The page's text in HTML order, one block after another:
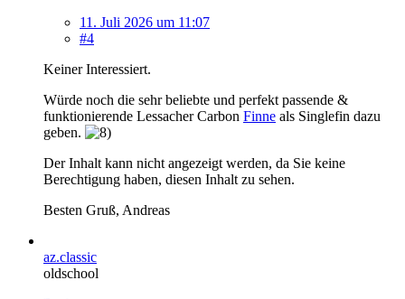
11. Juli 2026 um 11:07
#4
Keiner Interessiert.
Würde noch die sehr beliebte und perfekt passende &
funktionierende Lessacher Carbon Finne als Singlefin dazu
geben.
Der Inhalt kann nicht angezeigt werden, da Sie keine
Berechtigung haben, diesen Inhalt zu sehen.
Besten Gruß, Andreas
az.classic
oldschool